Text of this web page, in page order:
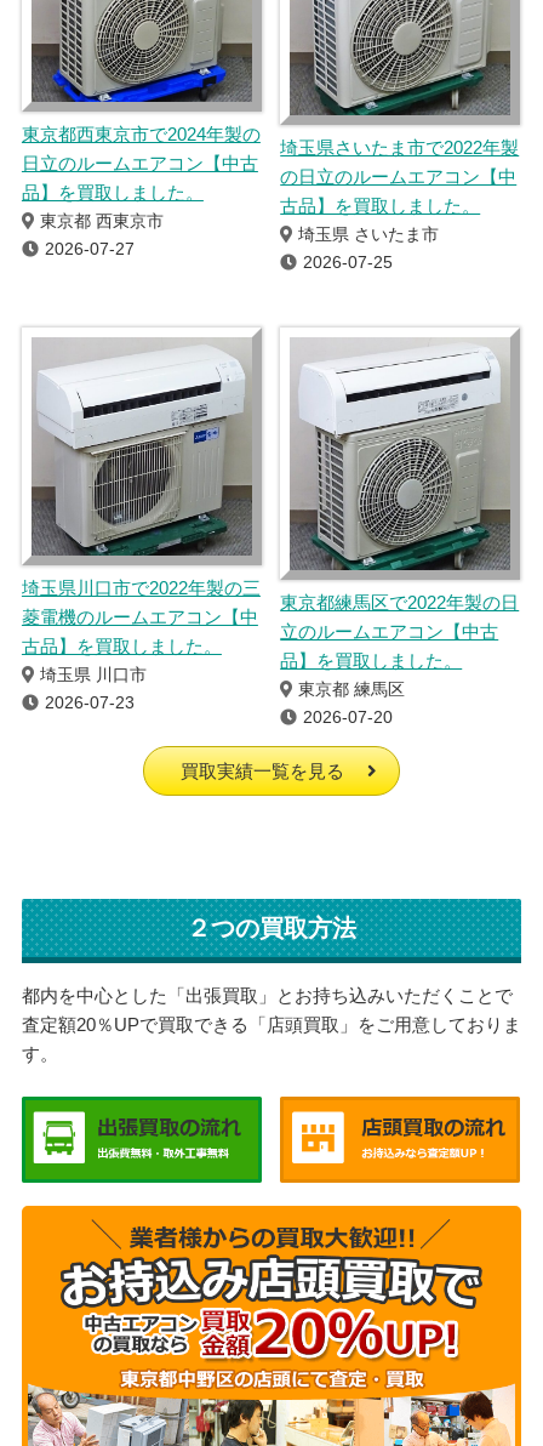
東京都西東京市で2024年製の
日立のルームエアコン【中古
品】を買取しました。
東京都 西東京市
2026-07-27
埼玉県さいたま市で2022年製
の日立のルームエアコン【中
古品】を買取しました。
埼玉県 さいたま市
2026-07-25
埼玉県川口市で2022年製の三
菱電機のルームエアコン【中
古品】を買取しました。
埼玉県 川口市
2026-07-23
東京都練馬区で2022年製の日
立のルームエアコン【中古
品】を買取しました。
東京都 練馬区
2026-07-20
買取実績一覧を見る
２つの買取方法
都内を中心とした「出張買取」とお持ち込みいただくことで
査定額20％UPで買取できる「店頭買取」をご用意しておりま
す。